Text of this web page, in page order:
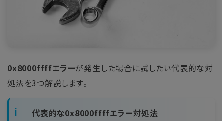
0x8000ffffエラーが発生した場合に試したい代表的な対
処法を3つ解説します。
代表的な0x8000ffffエラー対処法